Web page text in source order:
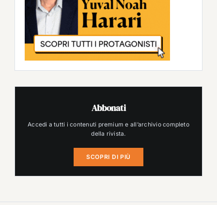
Abbonati
Accedi a tutti i contenuti premium e all’archivio completo
della rivista.
SCOPRI DI PIÙ